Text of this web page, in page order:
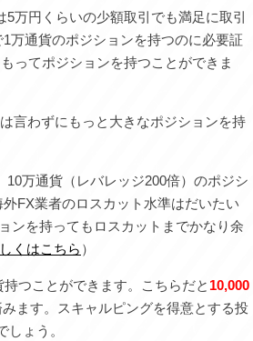
万円くらいの少額取引でも満足に取引
万通貨のポジションを持つのに必要証
ってポジションを持つことができま
言わずにもっと大きなポジションを持
万通貨（レバレッジ200倍）のポジシ
FX業者のロスカット水準はだいたい
ンを持ってもロスカットまでかなり余
くはこちら ）
つことができます。こちらだと 10,000
みます。スキャルピングを得意とする投
ょう。